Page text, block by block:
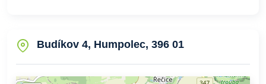
Budíkov 4, Humpolec, 396 01